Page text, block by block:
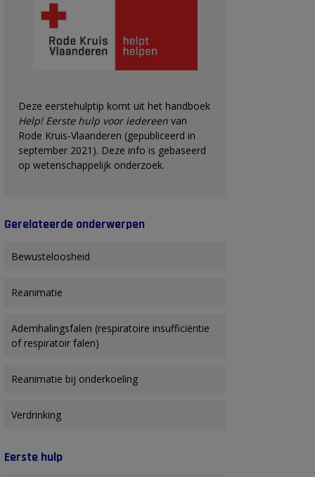
Deze eerstehulptip komt uit het handboek
Help! Eerste hulp voor iedereen van
Rode Kruis-Vlaanderen (gepubliceerd in
september 2021). Deze info is gebaseerd
op wetenschappelijk onderzoek.
Gerelateerde onderwerpen
Bewusteloosheid
Reanimatie
Ademhalingsfalen (respiratoire insufficiëntie
of respiratoir falen)
Reanimatie bij onderkoeling
Verdrinking
Eerste hulp